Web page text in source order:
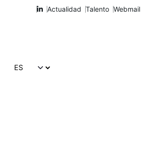
Actualidad Talento Webmail